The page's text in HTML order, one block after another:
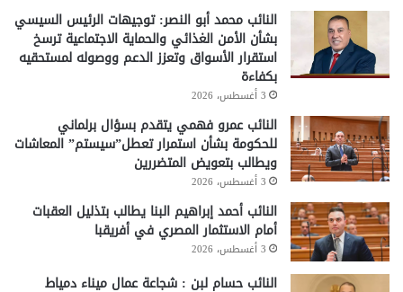
النائب محمد أبو النصر: توجيهات الرئيس السيسي
بشأن الأمن الغذائي والحماية الاجتماعية ترسخ
استقرار الأسواق وتعزز الدعم ووصوله لمستحقيه
بكفاءة
3 أغسطس، 2026
النائب عمرو فهمي يتقدم بسؤال برلماني
للحكومة بشأن استمرار تعطل”سيستم” المعاشات
ويطالب بتعويض المتضررين
3 أغسطس، 2026
النائب أحمد إبراهيم البنا يطالب بتذليل العقبات
أمام الاستثمار المصري في أفريقبا
3 أغسطس، 2026
النائب حسام لبن : شجاعة عمال ميناء دمياط